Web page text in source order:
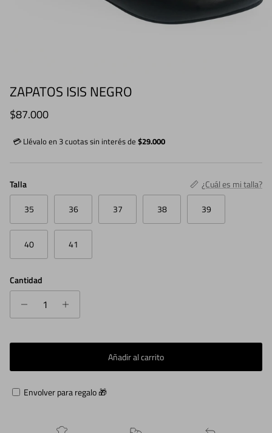
ZAPATOS ISIS NEGRO
Precio normal
$87.000
💳 Llévalo en 3 cuotas sin interés de $29.000
Talla
¿Cuál es mi talla?
35
36 37 38 39
40 41
Cantidad
Añadir al carrito
Envolver para regalo 🎁